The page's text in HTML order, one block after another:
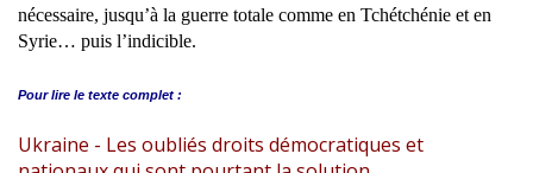
nécessaire, jusqu’à la guerre totale comme en Tchétchénie et en
Syrie… puis l’indicible.
Pour lire le texte complet :
Ukraine - Les oubliés droits démocratiques et